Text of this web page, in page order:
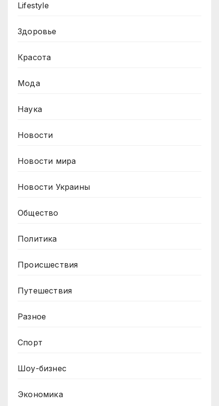
Lifestyle
Здоровье
Красота
Мода
Наука
Новости
Новости мира
Новости Украины
Общество
Политика
Происшествия
Путешествия
Разное
Спорт
Шоу-бизнес
Экономика